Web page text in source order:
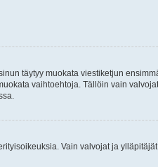
täytyy muokata viestiketjun
vaihtoehtoja. Tällöin vain
Vain valvojat ja